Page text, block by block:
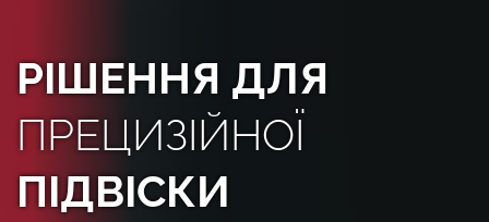
РІШЕННЯ ДЛЯ
ПРЕЦИЗІЙНОЇ
ПІДВІСКИ